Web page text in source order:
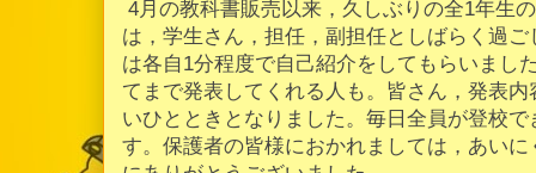
4月の教科書販売以来，久しぶりの全1年生
は，学生さん，担任，副担任としばらく過
は各自1分程度で自己紹介をしてもらいまし
てまで発表してくれる人も。皆さん，発表
いひとときとなりました。毎日全員が登校
す。保護者の皆様におかれましては，あい